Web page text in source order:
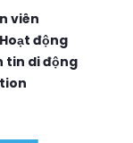
viên
Hoạt động
tin di động